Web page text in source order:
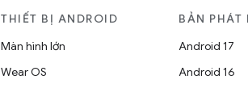
THIẾT BỊ ANDROID
Màn hình lớn
Wear OS
BẢN PHÁT
Android 17
Android 16